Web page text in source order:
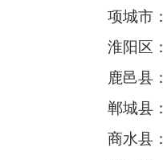
项城市
淮阳区
鹿邑县
郸城县
商水县